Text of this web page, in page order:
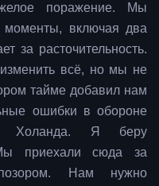
поражение. Мы
моменты, включая два
за расточительность.
всё, но мы не
тайме добавил нам
ошибки в обороне
Холанда. Я беру
приехали сюда за
Нам нужно